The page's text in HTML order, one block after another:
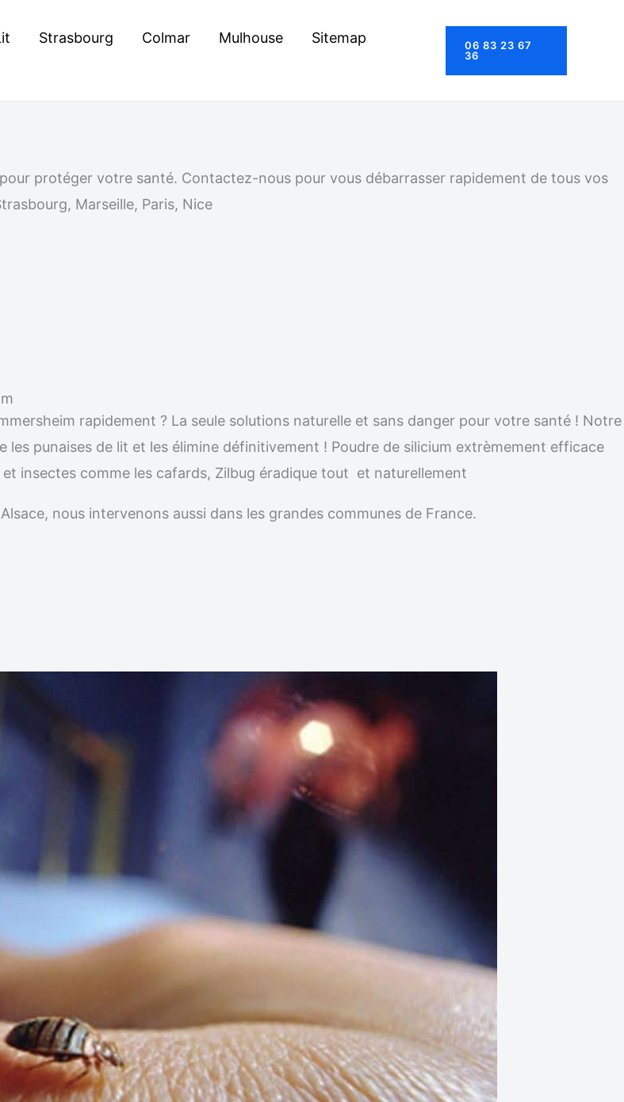
Strasbourg Colmar Mulhouse
Sitemap
06 83 23 67
36
protéger votre santé. Contactez-nous pour vous débarrasser rapidement de tous vos
Marseille, Paris, Nice
rapidement ? La seule solutions naturelle et sans danger pour votre santé ! Notre
punaises de lit et les élimine définitivement ! Poudre de silicium extrèmement efficace
insectes comme les cafards, Zilbug éradique tout et naturellement
nous intervenons aussi dans les grandes communes de France.